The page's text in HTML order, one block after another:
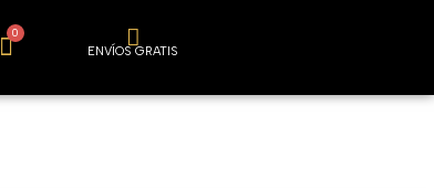
0
Carrito ENVÍOS GRATIS